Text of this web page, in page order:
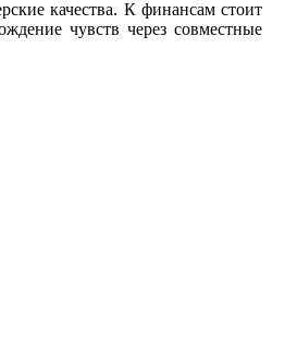
качества. К финансам стоит
чувств через совместные